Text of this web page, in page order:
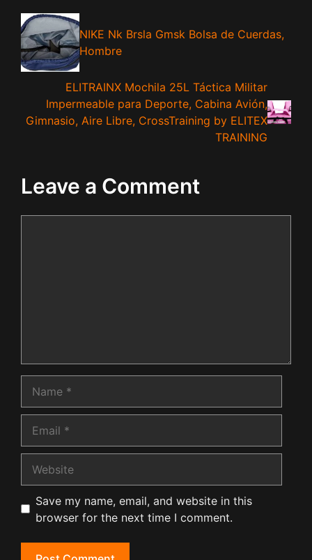
NIKE Nk Brsla Gmsk Bolsa de Cuerdas,
Hombre
ELITRAINX Mochila 25L Táctica Militar
Impermeable para Deporte, Cabina Avión,
Gimnasio, Aire Libre, CrossTraining by ELITEX
TRAINING
Leave a Comment
Save my name, email, and website in this
browser for the next time I comment.